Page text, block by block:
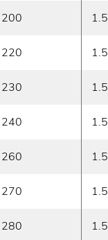
200 1.5
220 1.5
230 1.5
240 1.5
260 1.5
270 1.5
280 1.5